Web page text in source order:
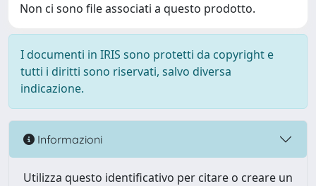
Non ci sono file associati a questo prodotto.
I documenti in IRIS sono protetti da copyright e
tutti i diritti sono riservati, salvo diversa
indicazione.
Informazioni
Utilizza questo identificativo per citare o creare un